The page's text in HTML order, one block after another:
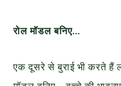
रोल मॉडल बनिए…
एक दूसरे से बुराई भी करते हैं